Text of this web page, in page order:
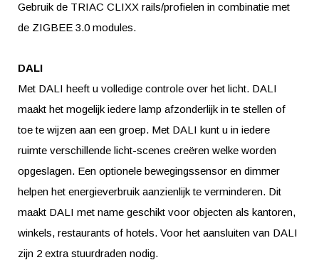
Gebruik de TRIAC CLIXX rails/profielen in combinatie met
de ZIGBEE 3.0 modules.
DALI
Met DALI heeft u volledige controle over het licht. DALI
maakt het mogelijk iedere lamp afzonderlijk in te stellen of
toe te wijzen aan een groep. Met DALI kunt u in iedere
ruimte verschillende licht-scenes creëren welke worden
opgeslagen. Een optionele bewegingssensor en dimmer
helpen het energieverbruik aanzienlijk te verminderen. Dit
maakt DALI met name geschikt voor objecten als kantoren,
winkels, restaurants of hotels. Voor het aansluiten van DALI
zijn 2 extra stuurdraden nodig.